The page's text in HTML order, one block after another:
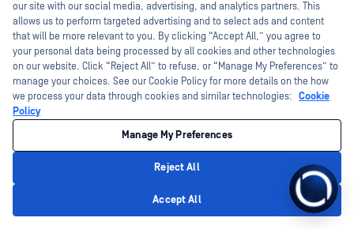
8月5 2026
MetaDefender™Drive .4.7 リリース：ポ
リシーに基づくデバイススキャンに対応
した設定可能なスマートスキャン機能
MetaDefender™Core .21.0 のリリース
our site with our social media, advertising, and analytics partners. This
allows us to perform targeted advertising and to select ads and content
that will be more relevant to you. By clicking “Accept All,” you agree to
your personal data being processed by all cookies and other technologies
on our website. Click “Reject All” to refuse, or “Manage My Preferences” to
manage your choices. See our Cookie Policy for more details on the how
we process your data through cookies and similar technologies: Cookie
Policy
Manage My Preferences
Reject All
Accept All